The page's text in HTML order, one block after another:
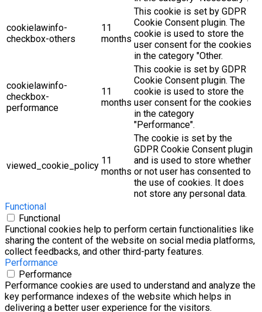
cookielawinfo-
checkbox-others
11
months
This cookie is set by GDPR
Cookie Consent plugin. The
cookie is used to store the
user consent for the cookies
in the category "Other.
cookielawinfo-
checkbox-
performance
11
months
This cookie is set by GDPR
Cookie Consent plugin. The
cookie is used to store the
user consent for the cookies
in the category
"Performance".
viewed_cookie_policy 11
months
The cookie is set by the
GDPR Cookie Consent plugin
and is used to store whether
or not user has consented to
the use of cookies. It does
not store any personal data.
Functional
Functional
Functional cookies help to perform certain functionalities like
sharing the content of the website on social media platforms,
collect feedbacks, and other third-party features.
Performance
Performance
Performance cookies are used to understand and analyze the
key performance indexes of the website which helps in
delivering a better user experience for the visitors.